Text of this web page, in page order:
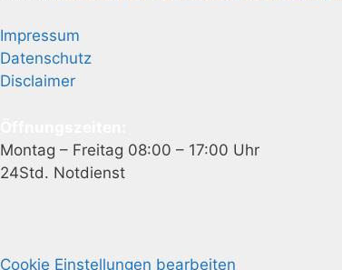
Impressum
Datenschutz
Disclaimer
Montag – Freitag 08:00 – 17:00 Uhr
24Std. Notdienst
Cookie Einstellungen bearbeiten